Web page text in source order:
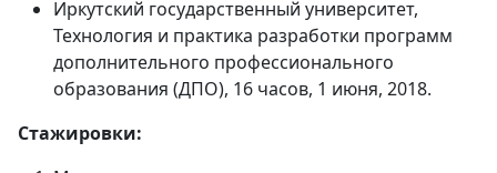
Иркутский государственный университет,
Технология и практика разработки программ
дополнительного профессионального
образования (ДПО), 16 часов, 1 июня, 2018.
Cтажировки: